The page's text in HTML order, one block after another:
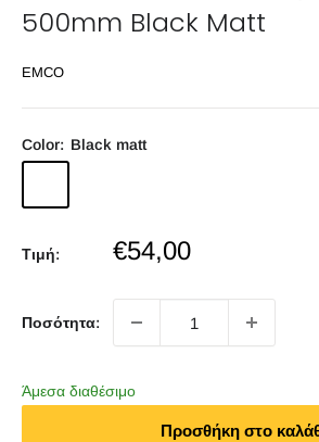
500mm Black Matt
EMCO
Color: Black matt
matt
Τιμή:
Sale
€54,00
Ποσότητα:
Άμεσα διαθέσιμο
Προσθήκη στο